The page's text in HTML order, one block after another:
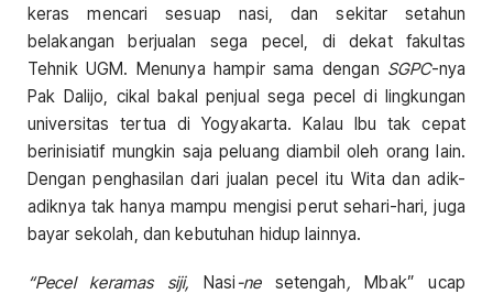
keras mencari sesuap nasi, dan sekitar setahun
belakangan berjualan sega pecel, di dekat fakultas
Tehnik UGM. Menunya hampir sama dengan SGPC-nya
Pak Dalijo, cikal bakal penjual sega pecel di lingkungan
universitas tertua di Yogyakarta. Kalau Ibu tak cepat
berinisiatif mungkin saja peluang diambil oleh orang lain.
Dengan penghasilan dari jualan pecel itu Wita dan adik-
adiknya tak hanya mampu mengisi perut sehari-hari, juga
bayar sekolah, dan kebutuhan hidup lainnya.
“Pecel keramas siji,Nasi-ne setengah,Mbak” ucap